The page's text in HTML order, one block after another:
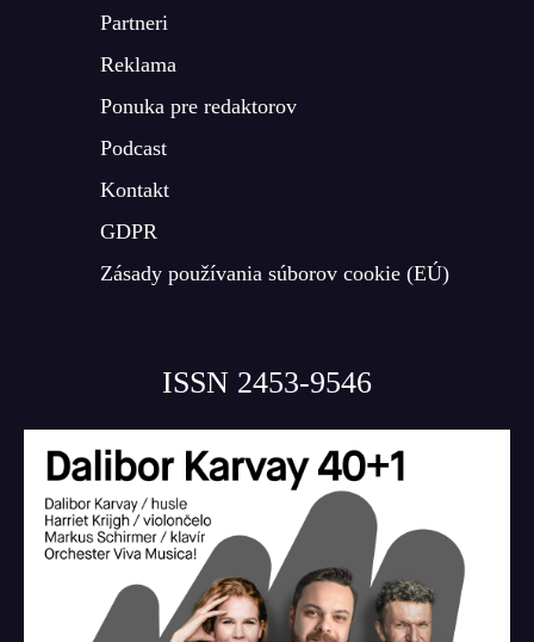
Partneri
Reklama
Ponuka pre redaktorov
Podcast
Kontakt
GDPR
Zásady používania súborov cookie (EÚ)
ISSN 2453-9546